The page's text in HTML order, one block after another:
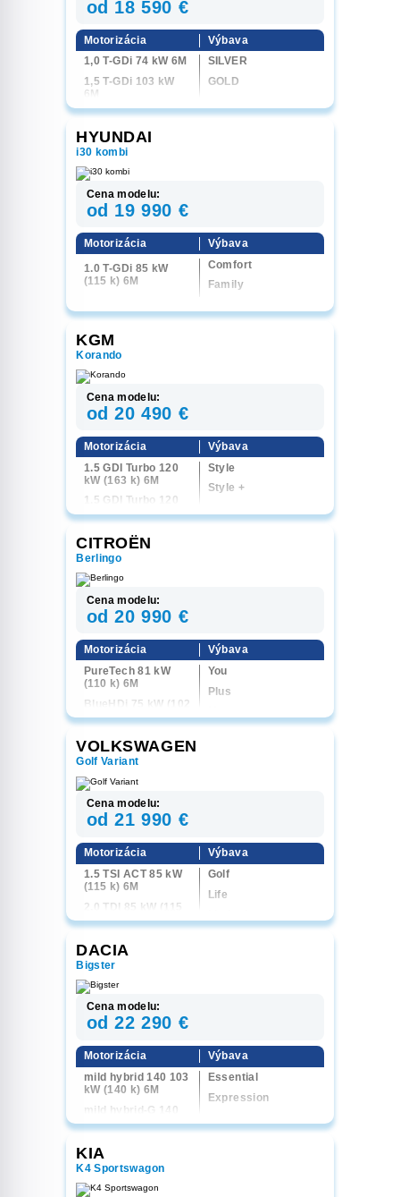
od 18 590 €
Motorizácia
1,0 T-GDi 74 kW 6M
1,5 T-GDi 103 kW
6M
Výbava
SILVER
GOLD
HYUNDAI
i30 kombi
Cena modelu:
od 19 990 €
Motorizácia
1.0 T-GDi 85 kW
(115 k) 6M
Výbava
Comfort
Family
KGM
Korando
Cena modelu:
od 20 490 €
Motorizácia
1.5 GDI Turbo 120
kW (163 k) 6M
1.5 GDI Turbo 120
kW (163 k) 4x4 6M
Výbava
Style
Style +
CITROËN
Berlingo
Cena modelu:
od 20 990 €
Motorizácia
PureTech 81 kW
(110 k) 6M
BlueHDi 75 kW (102
k) 6M
k) 6M
Výbava
You
Plus
VOLKSWAGEN
Golf Variant
Cena modelu:
od 21 990 €
Motorizácia
1.5 TSI ACT 85 kW
(115 k) 6M
2.0 TDI 85 kW (115
k) 6M
(150 k) 6M
Výbava
Golf
Life
DACIA
Bigster
Cena modelu:
od 22 290 €
Motorizácia
mild hybrid 140 103
kW (140 k) 6M
mild hybrid-G 140
LPG 103 kW (140 k)
6M
Výbava
Essential
Expression
KIA
K4 Sportswagon